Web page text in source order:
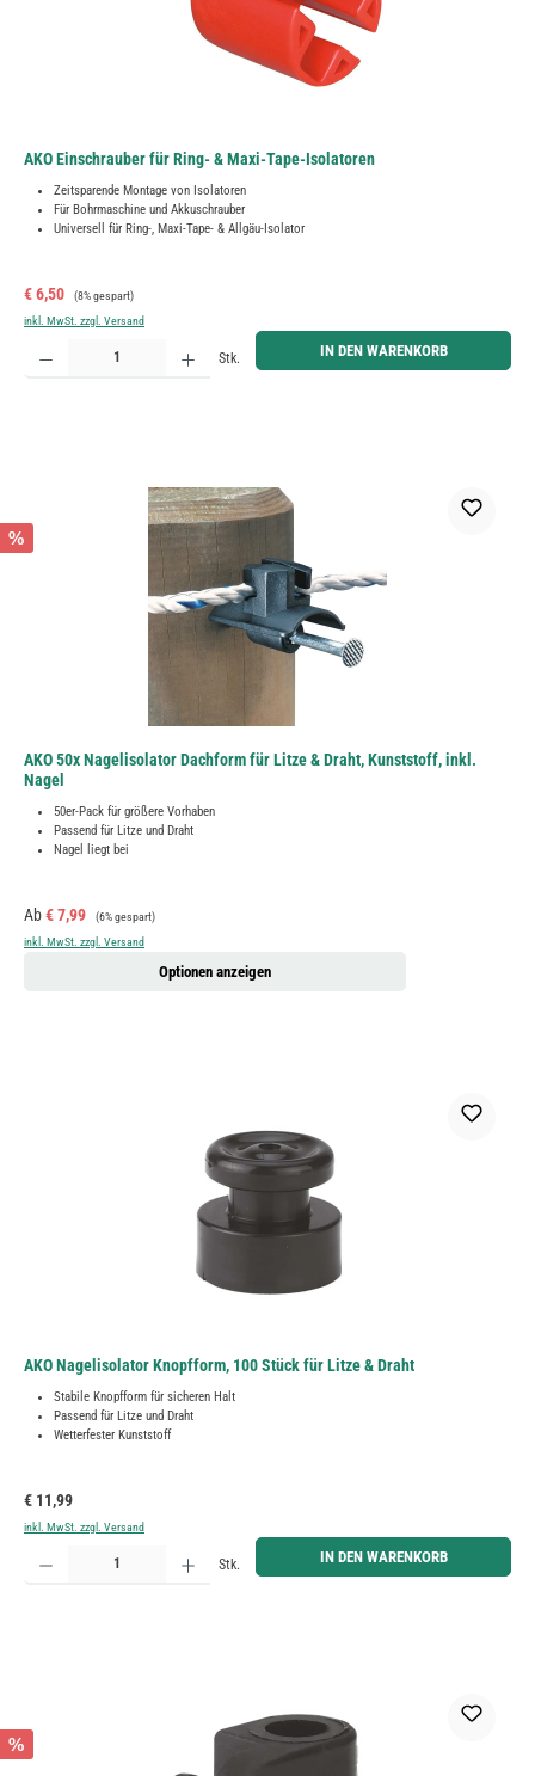
AKO Einschrauber für Ring- & Maxi-Tape-Isolatoren
Zeitsparende Montage von Isolatoren
Für Bohrmaschine und Akkuschrauber
Universell für Ring-, Maxi-Tape- & Allgäu-Isolator
Verkaufspreis:
€ 6,50 Regulärer Preis:
(8% gespart)
inkl. MwSt. zzgl. Versand
Produkt Anzahl: Gib den gewünschten Wert ein oder benutze die Schaltflächen um die Anzahl zu
Stk. IN DEN WARENKORB
%
AKO 50x Nagelisolator Dachform für Litze & Draht, Kunststoff, inkl.
Nagel
50er-Pack für größere Vorhaben
Passend für Litze und Draht
Nagel liegt bei
Verkaufspreis:
Ab€ 7,99 Regulärer Preis:
(6% gespart)
inkl. MwSt. zzgl. Versand
Optionen anzeigen
AKO Nagelisolator Knopfform, 100 Stück für Litze & Draht
Stabile Knopfform für sicheren Halt
Passend für Litze und Draht
Wetterfester Kunststoff
Regulärer Preis:
€ 11,99
inkl. MwSt. zzgl. Versand
Produkt Anzahl: Gib den gewünschten Wert ein oder benutze die Schaltflächen um die Anzahl zu
Stk. IN DEN WARENKORB
%